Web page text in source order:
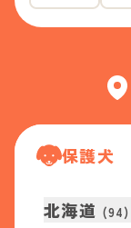
保護犬
北海道 (94)